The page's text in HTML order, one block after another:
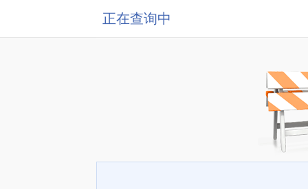
正在查询中